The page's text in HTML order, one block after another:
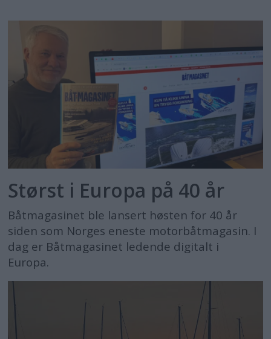
Størst i Europa på 40 år
Båtmagasinet ble lansert høsten for 40 år
siden som Norges eneste motorbåtmagasin. I
dag er Båtmagasinet ledende digitalt i
Europa.